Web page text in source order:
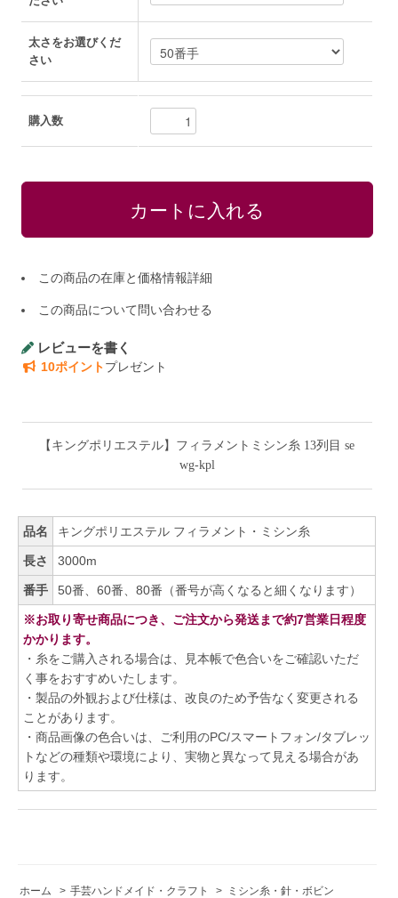
太さをお選びくだ
さい
購入数
この商品の在庫と価格情報詳細
この商品について問い合わせる
レビューを書く
10ポイントプレゼント
【キングポリエステル】フィラメントミシン糸 13列目 se
wg-kpl
品名 キングポリエステル フィラメント・ミシン糸
長さ 3000m
番手 50番、60番、80番（番号が高くなると細くなります）
※お取り寄せ商品につき、ご注文から発送まで約7営業日程度
かかります。
・糸をご購入される場合は、見本帳で色合いをご確認いただ
く事をおすすめいたします。
・製品の外観および仕様は、改良のため予告なく変更される
ことがあります。
・商品画像の色合いは、ご利用のPC/スマートフォン/タブレッ
トなどの種類や環境により、実物と異なって見える場合があ
ります。
ホーム > 手芸ハンドメイド・クラフト > ミシン糸・針・ボビン